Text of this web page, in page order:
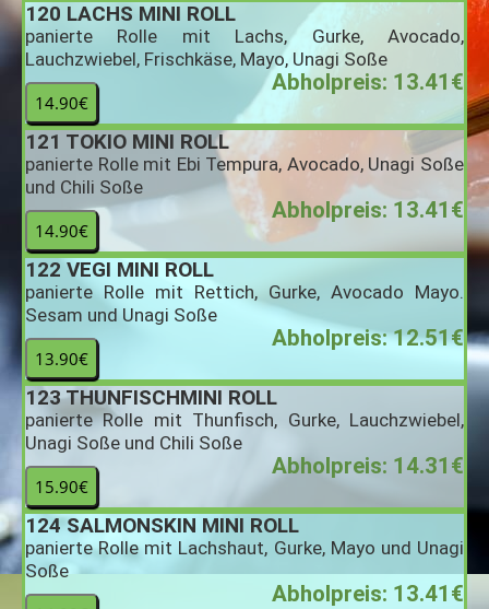
120 LACHS MINI ROLL
panierte Rolle mit Lachs, Gurke, Avocado,
Lauchzwiebel, Frischkäse, Mayo, Unagi Soße
Abholpreis: 13.41€
121 TOKIO MINI ROLL
panierte Rolle mit Ebi Tempura, Avocado, Unagi Soße
und Chili Soße
Abholpreis: 13.41€
122 VEGI MINI ROLL
panierte Rolle mit Rettich, Gurke, Avocado Mayo.
Sesam und Unagi Soße
Abholpreis: 12.51€
123THUNFISCHMINI ROLL
panierte Rolle mit Thunfisch, Gurke, Lauchzwiebel,
Unagi Soße und Chili Soße
Abholpreis: 14.31€
124 SALMONSKIN MINI ROLL
panierte Rolle mit Lachshaut, Gurke, Mayo und Unagi
Soße
Abholpreis: 13.41€